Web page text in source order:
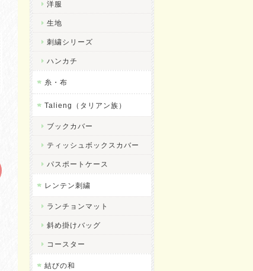
洋服
生地
刺繍シリーズ
ハンカチ
糸・布
Talieng（タリアン族）
ブックカバー
ティッシュボックスカバー
パスポートケース
レンテン刺繍
ランチョンマット
斜め掛けバッグ
コースター
結びの和